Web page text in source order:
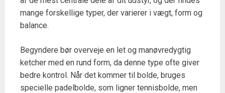
mange forskellige typer, der varierer i vægt, form og
balance.
Begyndere bør overveje en let og manøvredygtig
ketcher med en rund form, da denne type ofte giver
bedre kontrol. Når det kommer til bolde, bruges
specielle padelbolde, som ligner tennisbolde, men